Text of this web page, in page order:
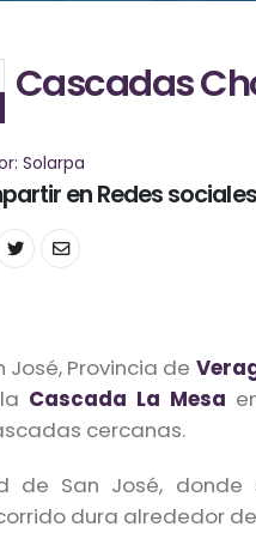
Cascadas
Solarpa
en Redes sociales
José, Provincia de
Cascada La Mesa
cercanas.
de San José,
dura alrededor